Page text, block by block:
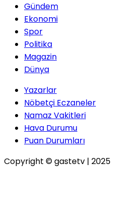
Gündem
Ekonomi
Spor
Politika
Magazin
Dünya
Yazarlar
Nöbetçi Eczaneler
Namaz Vakitleri
Hava Durumu
Puan Durumları
Copyright © gastetv | 2025